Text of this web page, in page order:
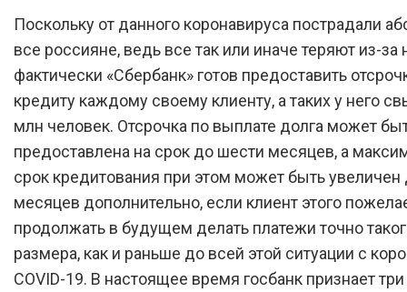
Поскольку от данного коронавируса пострадали
все россияне, ведь все так или иначе теряют из-за
фактически «Сбербанк» готов предоставить
кредиту каждому своему клиенту, а таких у него
млн человек. Отсрочка по выплате долга может
предоставлена на срок до шести месяцев, а
срок кредитования при этом может быть увеличен
месяцев дополнительно, если клиент этого
продолжать в будущем делать платежи точно
размера, как и раньше до всей этой ситуации с
COVID-19. В настоящее время госбанк признает три